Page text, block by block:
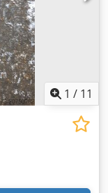
1 / 11